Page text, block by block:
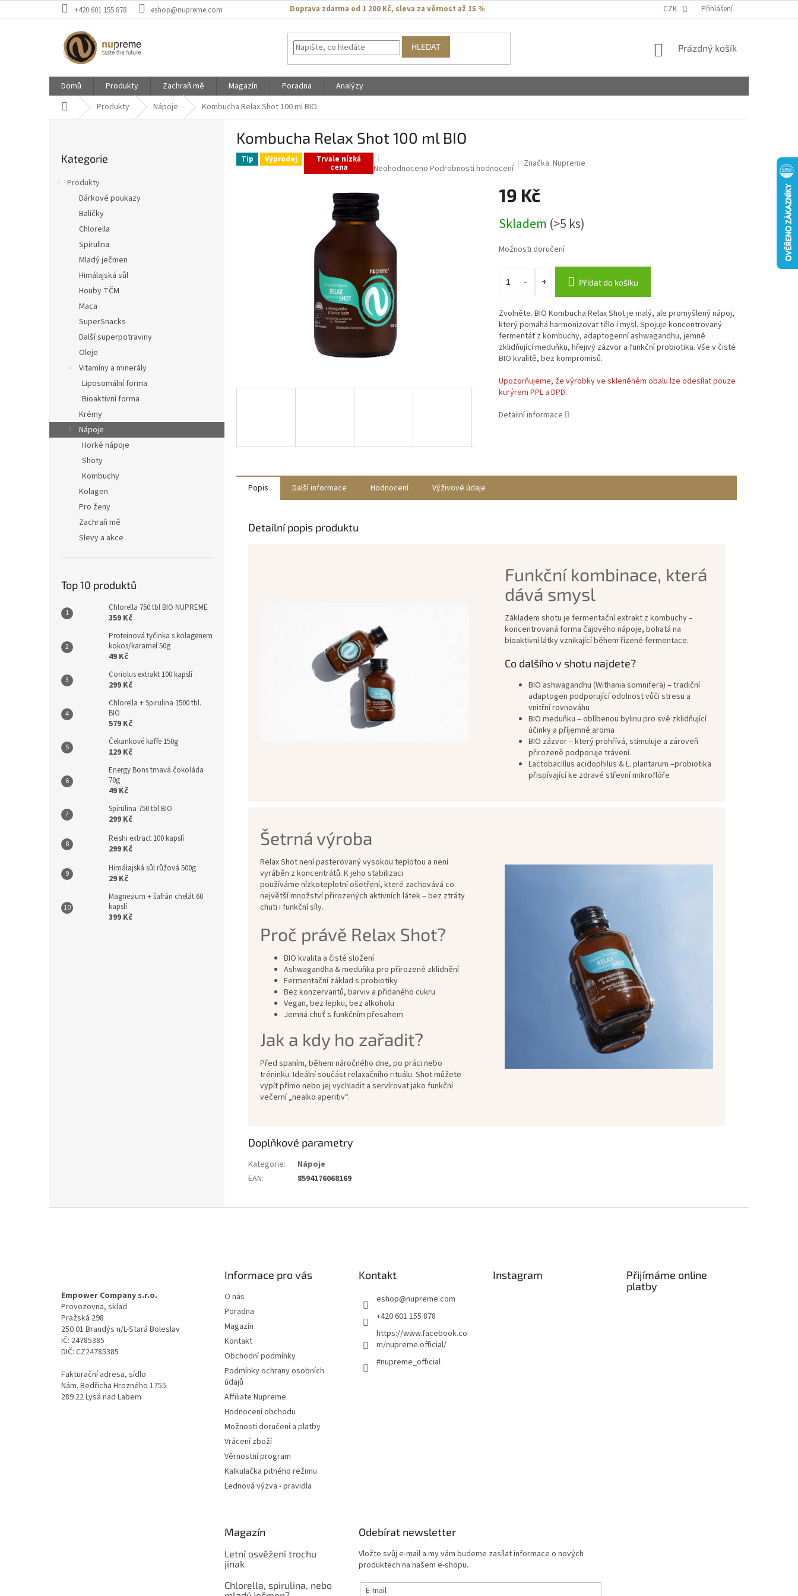
na
+420 601 155 878 eshop@nupreme.com Doprava zdarma od 1 200 Kč, sleva za věrnost až 15 % CZK Přihlášení
HLEDAT
NÁKUPNÍ
Prázdný košík
Domů Produkty Zachraň mě Magazín Poradna
Analýzy
Domů Produkty Nápoje Kombucha Relax Shot 100 ml BIO
kategorie
Kategorie
Produkty
Dárkové poukazy
Balíčky
Chlorella
Spirulina
Mladý ječmen
Himálajská sůl
Houby TČM
Maca
SuperSnacks
Další superpotraviny
Oleje
Vitamíny a minerály
Liposomální forma
Bioaktivní forma
Krémy
Nápoje
Horké nápoje
Shoty
Kombuchy
Kolagen
Pro ženy
Zachraň mě
Slevy a akce
Top 10 produktů
Chlorella 750 tbl BIO NUPREME
359 Kč
Proteinová tyčinka s kolagenem
kokos/karamel 50g
49 Kč
Coriolus extrakt 100 kapslí
299 Kč
Chlorella + Spirulina 1500 tbl.
BIO
579 Kč
Čekankové kaffe 150g
129 Kč
Energy Bons tmavá čokoláda
70g
49 Kč
Spirulina 750 tbl BIO
299 Kč
Reishi extract 100 kapslí
299 Kč
Himálajská sůl růžová 500g
29 Kč
Magnesium + šafrán chelát 60
kapslí
399 Kč
Kombucha Relax Shot 100 ml BIO
Tip Výprodej Trvale nízká
cena
Průměrné
produktu
je
0,0
z
hvězdiček.
Neohodnoceno Podrobnosti hodnocení Značka: Nupreme
19 Kč
cena:
Skladem (>5 ks)
Možnosti doručení
Přidat do košíku
Zvolněte. BIO Kombucha Relax Shot je malý, ale promyšlený nápoj,
který pomáhá harmonizovat tělo i mysl. Spojuje koncentrovaný
fermentát z kombuchy, adaptogenní ashwagandhu, jemně
zklidňující meduňku, hřejivý zázvor a funkční probiotika. Vše v čisté
BIO kvalitě, bez kompromisů.
Upozorňujeme, že výrobky ve skleněném obalu lze odesílat pouze
kurýrem PPL a DPD.
Detailní informace
Popis Další informace Hodnocení Výživové údaje
Detailní popis produktu
Funkční kombinace, která
dává smysl
Základem shotu je fermentační extrakt z kombuchy –
koncentrovaná forma čajového nápoje, bohatá na
bioaktivní látky vznikající během řízené fermentace.
Co dalšího v shotu najdete?
BIO ashwagandhu (Withania somnifera) – tradiční
adaptogen podporující odolnost vůči stresu a
vnitřní rovnováhu
BIO meduňku – oblíbenou bylinu pro své zklidňující
účinky a příjemné aroma
BIO zázvor – který prohřívá, stimuluje a zároveň
přirozeně podporuje trávení
Lactobacillus acidophilus & L. plantarum –probiotika
přispívající ke zdravé střevní mikroflóře
Šetrná výroba
Relax Shot není pasterovaný vysokou teplotou a není
vyráběn z koncentrátů. K jeho stabilizaci
používáme nízkoteplotní ošetření, které zachovává co
největší množství přirozených aktivních látek – bez ztráty
chuti i funkční síly.
Proč právě Relax Shot?
BIO kvalita a čisté složení
Ashwagandha & meduňka pro přirozené zklidnění
Fermentační základ s probiotiky
Bez konzervantů, barviv a přidaného cukru
Vegan, bez lepku, bez alkoholu
Jemná chuť s funkčním přesahem
Jak a kdy ho zařadit?
Před spaním, během náročného dne, po práci nebo
tréninku. Ideální součást relaxačního rituálu. Shot můžete
vypít přímo nebo jej vychladit a servírovat jako funkční
večerní „nealko aperitiv“.
Doplňkové parametry
Kategorie:
Nápoje
EAN: 8594176068169
Empower Company s.r.o.
Provozovna, sklad
Pražská 298
250 01 Brandýs n/L-Stará Boleslav
IČ: 24785385
DIČ: CZ24785385
Fakturační adresa, sídlo
Nám. Bedřicha Hrozného 1755
289 22 Lysá nad Labem
Informace pro vás
O nás
Poradna
Magazín
Kontakt
Obchodní podmínky
Podmínky ochrany osobních
údajů
Affiliate Nupreme
Hodnocení obchodu
Možnosti doručení a platby
Vrácení zboží
Věrnostní program
Kalkulačka pitného režimu
Lednová výzva - pravidla
Kontakt
eshop@nupreme.com
+420 601 155 878
https://www.facebook.co
m/nupreme.official/
#nupreme_official
Instagram
Přijímáme online
platby
Magazín
Letní osvěžení trochu
jinak
Chlorella, spirulina, nebo
Odebírat newsletter
Vložte svůj e-mail a my vám budeme zasílat informace o nových
produktech na našem e-shopu.
E-mail